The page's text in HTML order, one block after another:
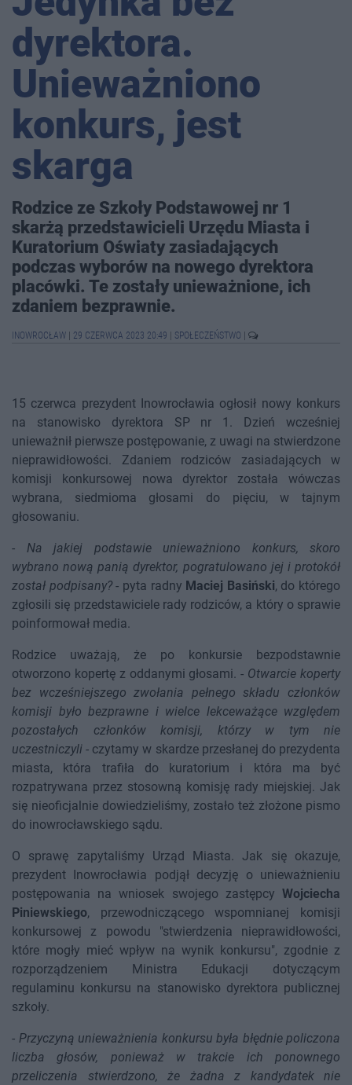
dyrektora.
Unieważniono
konkurs, jest
skarga
Rodzice ze Szkoły Podstawowej nr 1
skarżą przedstawicieli Urzędu Miasta i
Kuratorium Oświaty zasiadających
podczas wyborów na nowego dyrektora
placówki. Te zostały unieważnione, ich
zdaniem bezprawnie.
INOWROCŁAW 29 CZERWCA 2023 20:49 SPOŁECZEŃSTWO
15 czerwca prezydent Inowrocławia ogłosił nowy konkurs
na stanowisko dyrektora SP nr 1. Dzień wcześniej
unieważnił pierwsze postępowanie, z uwagi na stwierdzone
nieprawidłowości. Zdaniem rodziców zasiadających w
komisji konkursowej nowa dyrektor została wówczas
wybrana, siedmioma głosami do pięciu, w tajnym
głosowaniu.
- Na jakiej podstawie unieważniono konkurs, skoro
wybrano nową panią dyrektor, pogratulowano jej i protokół
został podpisany?- pyta radny Maciej Basiński, do którego
zgłosili się przedstawiciele rady rodziców, a który o sprawie
poinformował media.
Rodzice uważają, że po konkursie bezpodstawnie
otworzono kopertę z oddanymi głosami. - Otwarcie koperty
bez wcześniejszego zwołania pełnego składu członków
komisji było bezprawne i wielce lekceważące względem
pozostałych członków komisji, którzy w tym nie
uczestniczyli - czytamy w skardze przesłanej do prezydenta
miasta, która trafiła do kuratorium i która ma być
rozpatrywana przez stosowną komisję rady miejskiej. Jak
się nieoficjalnie dowiedzieliśmy, zostało też złożone pismo
do inowrocławskiego sądu.
O sprawę zapytaliśmy Urząd Miasta. Jak się okazuje,
prezydent Inowrocławia podjął decyzję o unieważnieniu
postępowania na wniosek swojego zastępcy Wojciecha
Piniewskiego, przewodniczącego wspomnianej komisji
konkursowej z powodu "stwierdzenia nieprawidłowości,
które mogły mieć wpływ na wynik konkursu", zgodnie z
rozporządzeniem Ministra Edukacji dotyczącym
regulaminu konkursu na stanowisko dyrektora publicznej
szkoły.
- Przyczyną unieważnienia konkursu była błędnie policzona
liczba głosów, ponieważ w trakcie ich ponownego
przeliczenia stwierdzono, że żadna z kandydatek nie